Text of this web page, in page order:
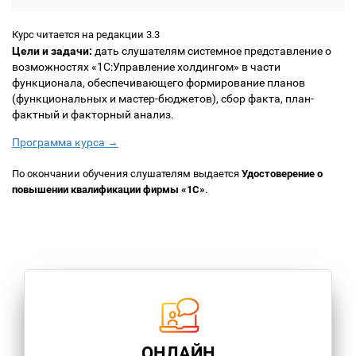
Курс читается на редакции 3.3
Цели и задачи: дать слушателям системное представление о
возможностях «1С:Управление холдингом» в части
функционала, обеспечивающего формирование планов
(функциональных и мастер-бюджетов), сбор факта, план-
фактный и факторный анализ.
Программа курса →
По окончании обучения слушателям выдается Удостоверение о
повышении квалификации фирмы «1С».